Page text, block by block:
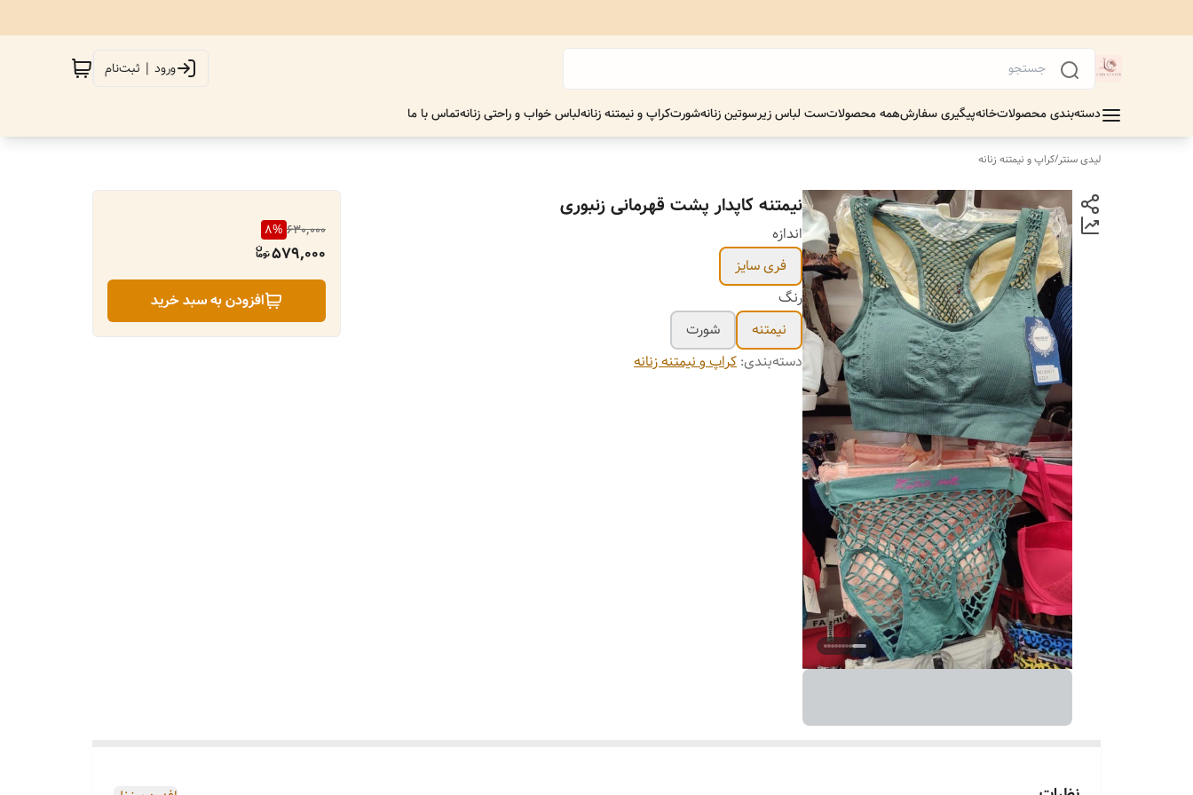
ورود | ثبت‌نام
دسته‌بندی محصولاتخانهپیگیری سفارشهمه محصولاتست لباس زیرسوتین زنانهشورتکراپ و نیمتنه زنانهلباس خواب و راحتی زنانهتماس با ما
لیدی سنتر/کراپ و نیمتنه زنانه
نیمتنه کاپدار پشت قهرمانی زنبوری
اندازه
فری سایز
رنگ
نیمتنه
شورت
دسته‌بندی: کراپ و نیمتنه زنانه
630,000
8%
579,000
افزودن به سبد خرید